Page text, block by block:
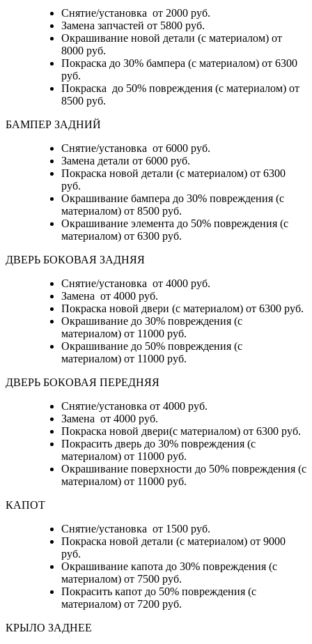
Снятие/установка от 2000 руб.
Замена запчастей от 5800 руб.
Окрашивание новой детали (с материалом) от
8000 руб.
Покраска до 30% бампера (с материалом) от 6300
руб.
Покраска до 50% повреждения (с материалом) от
8500 руб.
БАМПЕР ЗАДНИЙ
Снятие/установка от 6000 руб.
Замена детали от 6000 руб.
Покраска новой детали (с материалом) от 6300
руб.
Окрашивание бампера до 30% повреждения (с
материалом) от 8500 руб.
Окрашивание элемента до 50% повреждения (с
материалом) от 6300 руб.
ДВЕРЬ БОКОВАЯ ЗАДНЯЯ
Снятие/установка от 4000 руб.
Замена от 4000 руб.
Покраска новой двери (с материалом) от 6300 руб.
Окрашивание до 30% повреждения (с
материалом) от 11000 руб.
Окрашивание до 50% повреждения (с
материалом) от 11000 руб.
ДВЕРЬ БОКОВАЯ ПЕРЕДНЯЯ
Снятие/установка от 4000 руб.
Замена от 4000 руб.
Покраска новой двери(с материалом) от 6300 руб.
Покрасить дверь до 30% повреждения (с
материалом) от 11000 руб.
Окрашивание поверхности до 50% повреждения (с
материалом) от 11000 руб.
КАПОТ
Снятие/установка от 1500 руб.
Покраска новой детали (с материалом) от 9000
руб.
Окрашивание капота до 30% повреждения (с
материалом) от 7500 руб.
Покрасить капот до 50% повреждения (с
материалом) от 7200 руб.
КРЫЛО ЗАДНЕЕ